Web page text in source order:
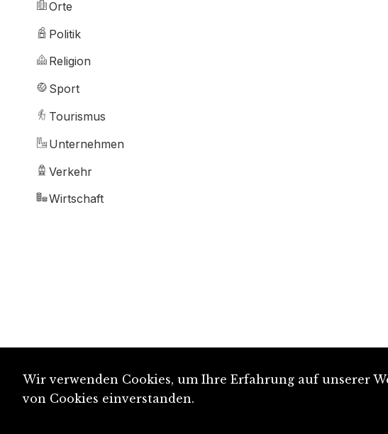
Orte
Politik
Religion
Sport
Tourismus
Unternehmen
Verkehr
Wirtschaft
Wir verwenden Cookies, um Ihre Erfahrung auf unserer
von Cookies einverstanden.